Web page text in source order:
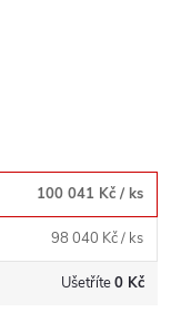
100 041 Kč / ks
98 040 Kč/ ks
Ušetříte0 Kč